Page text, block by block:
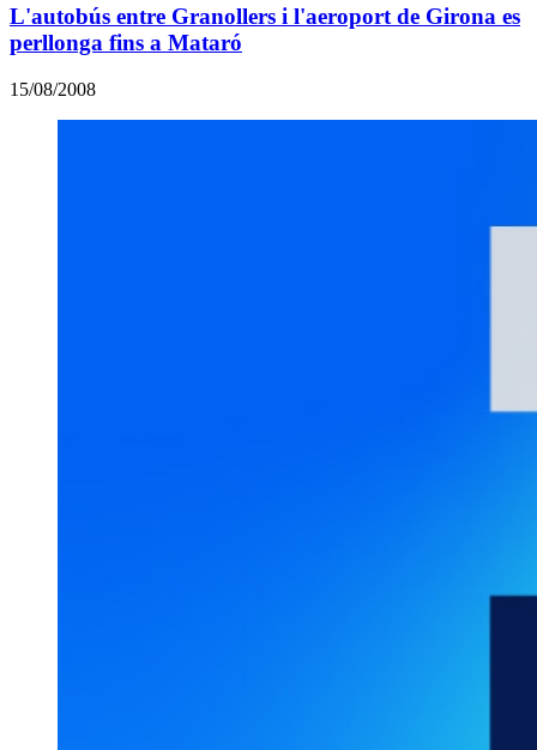
L'autobús entre Granollers i l'aeroport de Girona es
perllonga fins a Mataró
15/08/2008